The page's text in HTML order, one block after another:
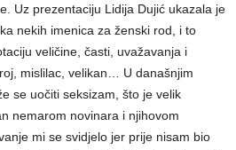
Uz prezentaciju Lidija Dujić ukazala je
nekih imenica za ženski rod, i to
veličine, časti, uvažavanja i
mislilac, velikan… U današnjim
se uočiti seksizam, što je velik
nemarom novinara i njihovom
mi se svidjelo jer prije nisam bio